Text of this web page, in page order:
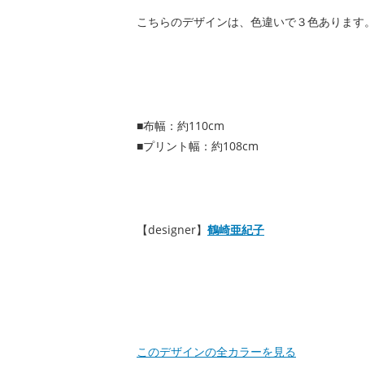
こちらのデザインは、色違いで３色あります。
■布幅：約110cm
■プリント幅：約108cm
【designer】 鶴崎亜紀子
このデザインの全カラーを見る